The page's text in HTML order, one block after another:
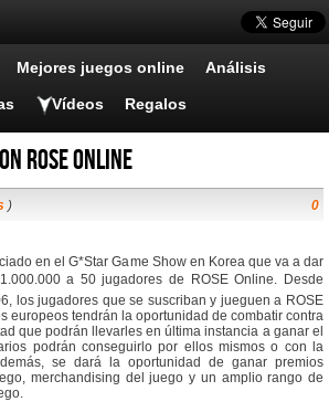
Mejores juegos online Análisis
Vídeos Regalos
ROSE Online
) 0
en el G*Star Game Show en Korea que va a dar
a 50 jugadores de ROSE Online. Desde
los jugadores que se suscriban y jueguen a ROSE
europeos tendrán la oportunidad de combatir contra
que podrán llevarles en última instancia a ganar el
podrán conseguirlo por ellos mismos o con la
se dará la oportunidad de ganar premios
merchandising del juego y un amplio rango de